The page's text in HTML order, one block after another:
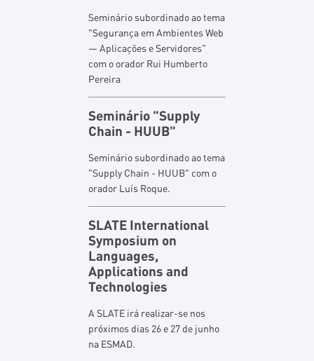
Seminário subordinado ao tema
"Segurança em Ambientes Web
— Aplicações e Servidores"
com o orador Rui Humberto
Pereira
Seminário "Supply
Chain - HUUB"
Seminário subordinado ao tema
"Supply Chain - HUUB" com o
orador Luís Roque.
SLATE International
Symposium on
Languages,
Applications and
Technologies
A SLATE irá realizar-se nos
próximos dias 26 e 27 de junho
na ESMAD.